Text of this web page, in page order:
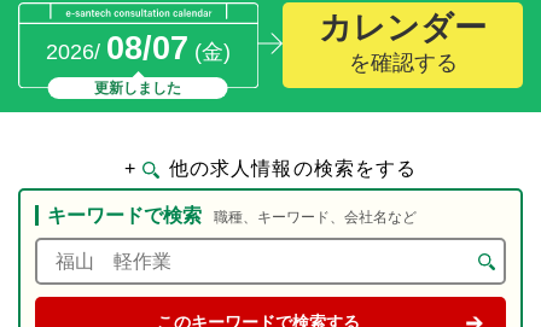
2026/ 08/07 (金)
更新しました
カレンダー
を確認する
+ 他の求人情報の検索をする
キーワードで検索 職種、キーワード、会社名など